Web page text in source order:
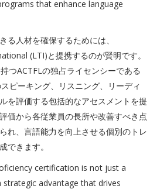
that enhance language
る人材を確保するためには、
(LTI)と提携するのが賢明です。
つACTFLの独占ライセンシーである
ピーキング、リスニング、リーディ
を評価する包括的なアセスメントを提
価から各従業員の長所や改善すべき点
れ、言語能力を向上させる個別のトレ
できます。
certification is not just a
advantage that drives